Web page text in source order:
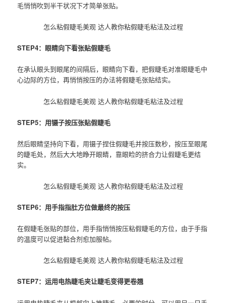
毛悄悄吹到半干状况下才简单张贴。
怎么粘假睫毛美观 达人教你粘假睫毛粘法及过程
STEP4：眼睛向下看张贴假睫毛
在承认眼头到眼尾的间隔后，眼睛向下看，把假睫毛对准眼睫毛中
心边际的方位，再悄悄按压的办法将假睫毛张贴结实。
怎么粘假睫毛美观 达人教你粘假睫毛粘法及过程
STEP5：用镊子按压张贴假睫毛
然后眼睛坚持向下看，用镊子捏住假睫毛并按压数秒，按压至眼尾
的睫毛处，然后大大地睁开眼睛，靠眼睑的挤合力让假睫毛更结
实。
怎么粘假睫毛美观 达人教你粘假睫毛粘法及过程
STEP6：用手指指肚方位做最终的按压
在假睫毛张贴的部位，用手指悄悄按压粘假睫毛的方位，由于手指
的温度可以促进黏合剂愈加服帖。
怎么粘假睫毛美观 达人教你粘假睫毛粘法及过程
STEP7：运用电热睫毛夹让睫毛变得更卷翘